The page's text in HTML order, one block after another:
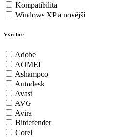
Kompatibilita
Windows XP a novější
Výrobce
Adobe
AOMEI
Ashampoo
Autodesk
Avast
AVG
Avira
Bitdefender
Corel